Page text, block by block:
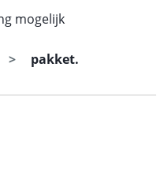
mogelijk
pakket.